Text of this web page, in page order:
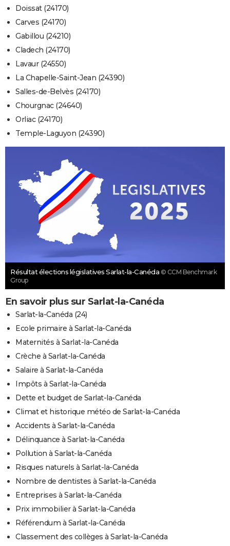
Doissat (24170)
Carves (24170)
Gabillou (24210)
Cladech (24170)
Lavaur (24550)
La Chapelle-Saint-Jean (24390)
Salles-de-Belvès (24170)
Chourgnac (24640)
Orliac (24170)
Temple-Laguyon (24390)
Résultat élections législatives Sarlat-la-Canéda © CCM Benchmark
Group
En savoir plus sur Sarlat-la-Canéda
Sarlat-la-Canéda (24)
Ecole primaire à Sarlat-la-Canéda
Maternités à Sarlat-la-Canéda
Crèche à Sarlat-la-Canéda
Salaire à Sarlat-la-Canéda
Impôts à Sarlat-la-Canéda
Dette et budget de Sarlat-la-Canéda
Climat et historique météo de Sarlat-la-Canéda
Accidents à Sarlat-la-Canéda
Délinquance à Sarlat-la-Canéda
Pollution à Sarlat-la-Canéda
Risques naturels à Sarlat-la-Canéda
Nombre de dentistes à Sarlat-la-Canéda
Entreprises à Sarlat-la-Canéda
Prix immobilier à Sarlat-la-Canéda
Référendum à Sarlat-la-Canéda
Classement des collèges à Sarlat-la-Canéda